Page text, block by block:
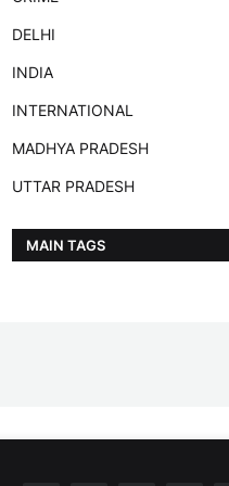
DELHI
INDIA
INTERNATIONAL
MADHYA PRADESH
UTTAR PRADESH
MAIN TAGS